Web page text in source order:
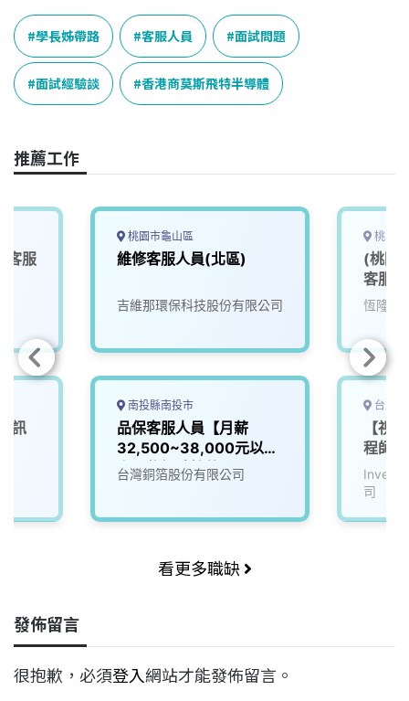
c
e
b
o
o
n
e
r
e
a
d
s
n
k
e
d
I
p
L
i
n
學長姊帶路 客服人員 面試問題
面試經驗談 香港商莫斯飛特半導體
推薦工作
客服
訊
桃園市龜山區
維修客服人員(北區)
吉維那環保科技股份有限公司
南投縣南投市
品保客服人員【月薪
32,500~38,000元以
上，依經驗核薪】
台灣銅箔股份有限公司
桃園
(桃園
客服
恆隆行
台北
【視
程師(
司
看更多職缺
發佈留言
很抱歉，必須登入網站才能發佈留言。